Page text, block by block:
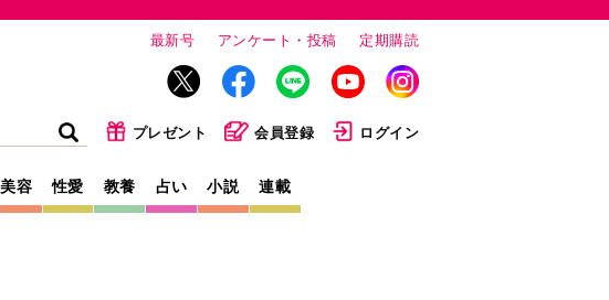
最新号 アンケート・投稿 定期購読
プレゼント 会員登録 ログイン
美容 性愛 教養 占い 小説 連載